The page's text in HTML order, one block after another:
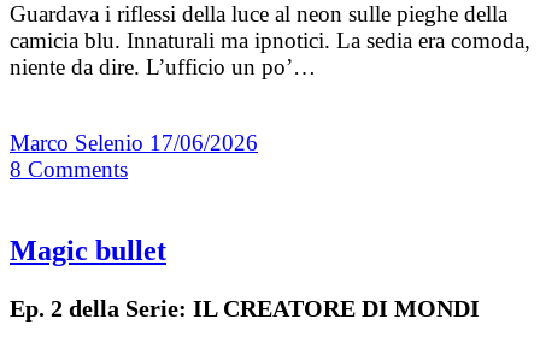
Guardava i riflessi della luce al neon sulle pieghe della
camicia blu. Innaturali ma ipnotici. La sedia era comoda,
niente da dire. L’ufficio un po’…
Marco Selenio 17/06/2026
8 Comments
Magic bullet
Ep. 2 della Serie: IL CREATORE DI MONDI